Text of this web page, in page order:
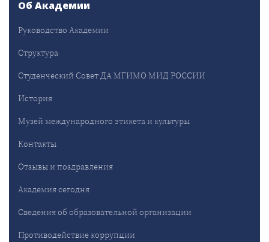
Об Академии
Руководство Академии
Структура
Студенческий Совет ДА МГИМО МИД РОССИИ
История
Музей международного этикета и культуры
Контакты
Отзывы и поздравления
Академия сегодня
Сведения об образовательной организации
Противодействие коррупции